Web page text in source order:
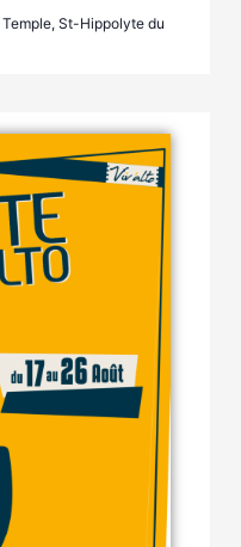
Temple, St-Hippolyte du